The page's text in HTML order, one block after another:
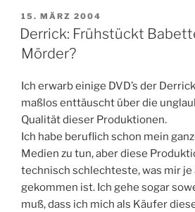
Folge
1
–
VERÖFFENTLICHT
AM
15. MÄRZ 2004
Derrick: Frühstückt
Mörder?
Ich erwarb einige DVD’s der
maßlos enttäuscht über die
Qualität dieser Produktionen.
Ich habe beruflich schon mein
Medien zu tun, aber diese
technisch schlechteste, was mir je
gekommen ist. Ich gehe sogar
muß, dass ich mich als Käufer